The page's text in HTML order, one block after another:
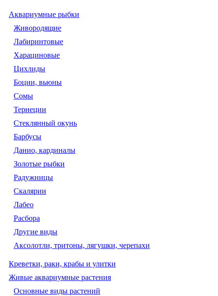
Аквариумные рыбки
Живородящие
Лабиринтовые
Харациновые
Цихлиды
Боции, вьюны
Сомы
Тернеции
Стеклянный окунь
Барбусы
Данио, кардиналы
Золотые рыбки
Радужницы
Скалярии
Лабео
Расбора
Другие виды
Аксолотли, тритоны, лягушки, черепахи
Креветки, раки, крабы и улитки
Живые аквариумные растения
Основные виды растений